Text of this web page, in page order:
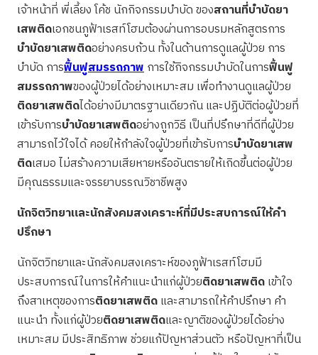
เจ้าหน้าที่ พี่เลี้ยง โค้ช นักกิจกรรมบำบัด ของสถานที่บำบัดยา
เสพติดเอกชนภูฟ้าเรสท์โฮมต้องผ่านการอบรมหลักสูตรการ
บำบัดยาเสพติดอย่างครบถ้วน ทั้งในด้านการดูแลผู้ป่วย การ
บำบัด การฟื้นฟูสมรรถภาพการใช้กิจกรรมบำบัดในการฟื้นฟู
สมรรถภาพของผู้ป่วยได้อย่างเหมาะสม เพื่อทำงานดูแลผู้ป่วย
ติดยาเสพติดได้อย่างมีมาตรฐานเดียวกัน และปฏิบัติต่อผู้ป่วยที่
เข้ารับการบำบัดยาเสพติดอย่างถูกวิธี เป็นที่ปรึกษาที่ดีที่ผู้ป่วย
สามารถไว้ใจได้ คอยให้กำลังใจผู้ป่วยที่เข้ารับการบำบัดยาเสพ
ติดเสมอ ไม่สร้างความเสียหายหรืออันตรายให้เกิดขึ้นต่อผู้ป่วย
มีคุณธรรมและจรรยาบรรณวิชาชีพสูง
นักจิตวิทยาและนักสังคมสงเคราะห์ที่มีประสบการณ์ให้คำ
ปรึกษา
นักจิตวิทยาและนักสังคมสงเคราะห์ของภูฟ้าเรสท์โฮมมี
ประสบการณ์ในการให้คำแนะนำแก่ผู้ป่วยติดยาเสพติดเข้าใจ
ถึงสาเหตุของการติดยาเสพติดและสามารถให้คำปรึกษา คำ
แนะนำ ทั้งแก่ผู้ป่วยติดยาเสพติดและญาติของผู้ป่วยได้อย่าง
เหมาะสม มีประสิทธิภาพ ช่วยแก้ปัญหาส่วนตัว หรือปัญหาที่เป็น